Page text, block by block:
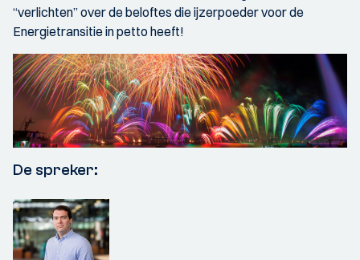
“verlichten” over de beloftes die ijzerpoeder voor de
Energietransitie in petto heeft!
De spreker: